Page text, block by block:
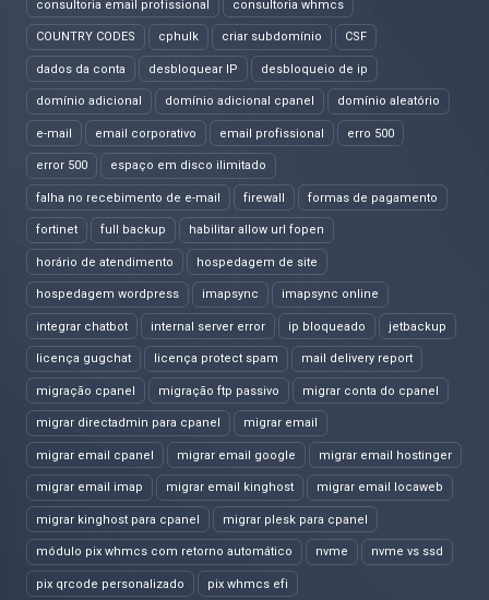
consultoria email profissional consultoria whmcs
COUNTRY CODES cphulk criar subdomínio CSF
dados da conta desbloquear IP desbloqueio de ip
domínio adicional domínio adicional cpanel domínio aleatório
e-mail email corporativo email profissional erro 500
error 500 espaço em disco ilimitado
falha no recebimento de e-mail firewall formas de pagamento
fortinet full backup habilitar allow url fopen
horário de atendimento hospedagem de site
hospedagem wordpress imapsync imapsync online
integrar chatbot internal server error ip bloqueado jetbackup
licença gugchat licença protect spam mail delivery report
migração cpanel migração ftp passivo migrar conta do cpanel
migrar directadmin para cpanel migrar email
migrar email cpanel migrar email google migrar email hostinger
migrar email imap migrar email kinghost migrar email locaweb
migrar kinghost para cpanel migrar plesk para cpanel
módulo pix whmcs com retorno automático nvme nvme vs ssd
pix qrcode personalizado pix whmcs efi